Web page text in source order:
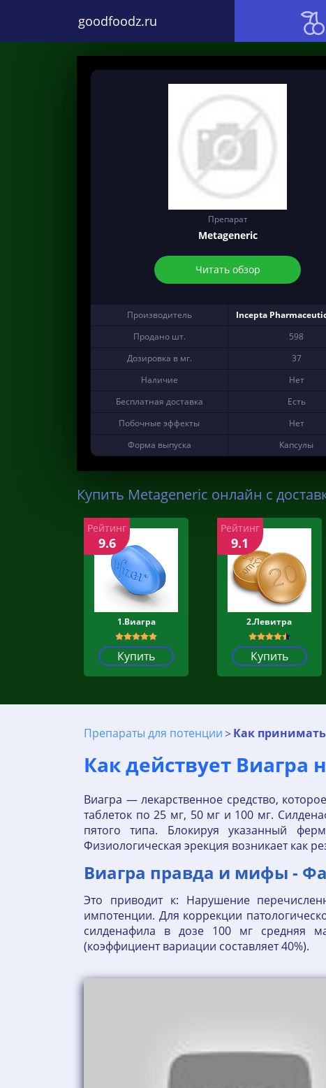
goodfoodz.ru
Препарат
Metageneric
Читать обзор
Производитель
Incepta
Продано шт.
598
Дозировка в мг.
37
Наличие
Нет
Бесплатная доставка
Есть
Побочные эффекты
Нет
Форма выпуска
Капсулы
Купить Metageneric онлайн с
1.Виагра
Купить
Рейтинг
9.6
2.Левитра
Купить
Рейтинг
9.1
Препараты для потенции Как
Как действует
Виагра — лекарственное средство,
таблеток по 25 мг, 50 мг и 100 мг.
пятого типа. Блокируя указанный
Физиологическая эрекция возникает как
Виагра правда и мифы -
Это приводит к: Нарушение
импотенции. Для коррекции
силденафила в дозе 100 мг средняя
(коэффициент вариации составляет 40%).